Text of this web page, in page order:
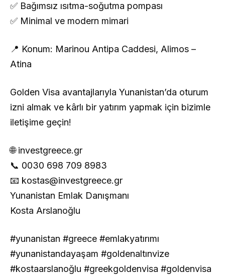
✅ Bağımsız ısıtma-soğutma pompası
✅ Minimal ve modern mimari
📍 Konum: Marinou Antipa Caddesi, Alimos –
Atina
Golden Visa avantajlarıyla Yunanistan’da oturum
izni almak ve kârlı bir yatırım yapmak için bizimle
iletişime geçin!
🌐 investgreece.gr
📞 0030 698 709 8983
📧 kostas@investgreece.gr
Yunanistan Emlak Danışmanı
Kosta Arslanoğlu
#yunanistan #greece #emlakyatırımı
#yunanistandayaşam #goldenaltınvize
#kostaarslanoğlu #greekgoldenvisa #goldenvisa